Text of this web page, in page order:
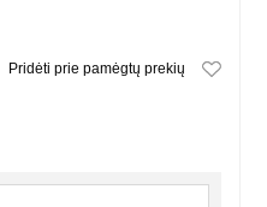
Pridėti prie pamėgtų prekių